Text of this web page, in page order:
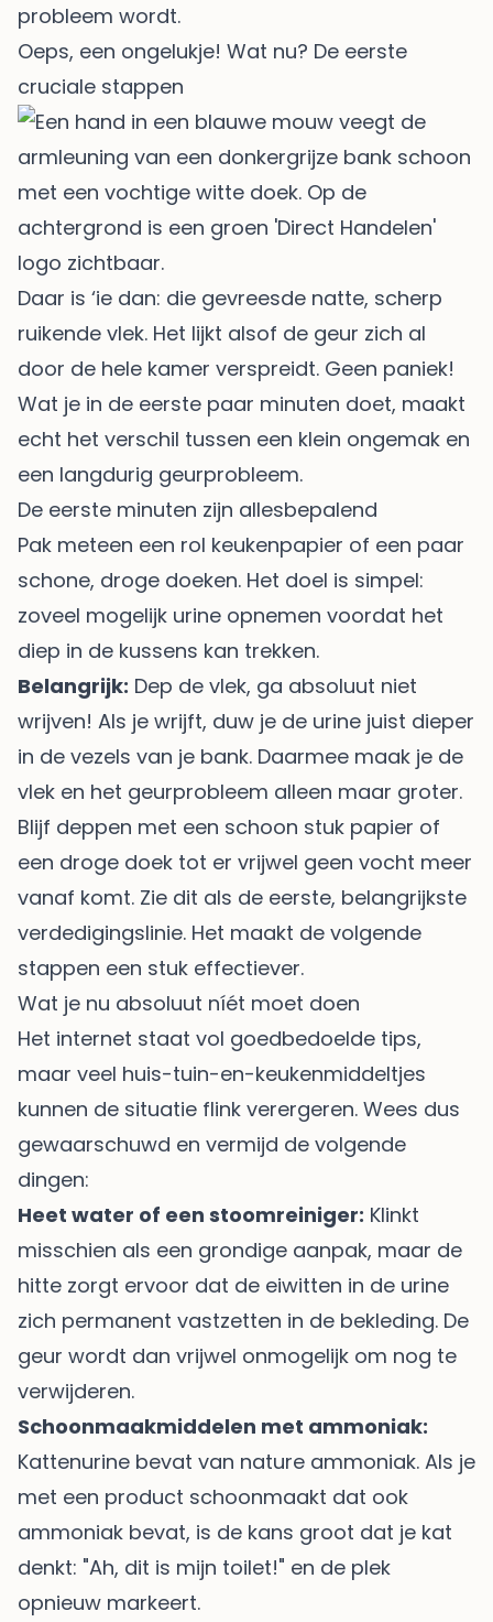
probleem wordt.
Oeps, een ongelukje! Wat nu? De eerste
cruciale stappen
Daar is ‘ie dan: die gevreesde natte, scherp
ruikende vlek. Het lijkt alsof de geur zich al
door de hele kamer verspreidt. Geen paniek!
Wat je in de eerste paar minuten doet, maakt
echt het verschil tussen een klein ongemak en
een langdurig geurprobleem.
De eerste minuten zijn allesbepalend
Pak meteen een rol keukenpapier of een paar
schone, droge doeken. Het doel is simpel:
zoveel mogelijk urine opnemen voordat het
diep in de kussens kan trekken.
Belangrijk: Dep de vlek, ga absoluut niet
wrijven! Als je wrijft, duw je de urine juist dieper
in de vezels van je bank. Daarmee maak je de
vlek en het geurprobleem alleen maar groter.
Blijf deppen met een schoon stuk papier of
een droge doek tot er vrijwel geen vocht meer
vanaf komt. Zie dit als de eerste, belangrijkste
verdedigingslinie. Het maakt de volgende
stappen een stuk effectiever.
Wat je nu absoluut níét moet doen
Het internet staat vol goedbedoelde tips,
maar veel huis-tuin-en-keukenmiddeltjes
kunnen de situatie flink verergeren. Wees dus
gewaarschuwd en vermijd de volgende
dingen:
Heet water of een stoomreiniger: Klinkt
misschien als een grondige aanpak, maar de
hitte zorgt ervoor dat de eiwitten in de urine
zich permanent vastzetten in de bekleding. De
geur wordt dan vrijwel onmogelijk om nog te
verwijderen.
Schoonmaakmiddelen met ammoniak:
Kattenurine bevat van nature ammoniak. Als je
met een product schoonmaakt dat ook
ammoniak bevat, is de kans groot dat je kat
denkt: "Ah, dit is mijn toilet!" en de plek
opnieuw markeert.